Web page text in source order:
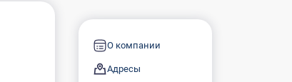
О компании
Адресы